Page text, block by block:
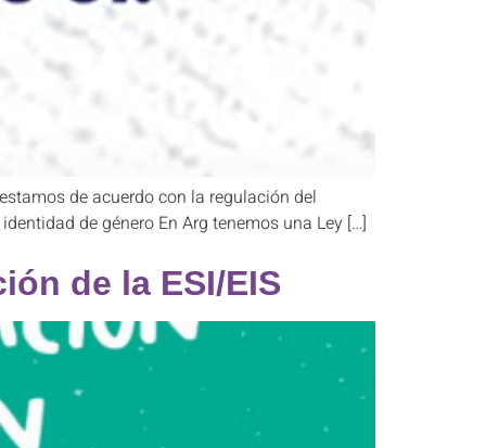
de acuerdo con la regulación del
de género En Arg tenemos una Ley […]
de la ESI/EIS